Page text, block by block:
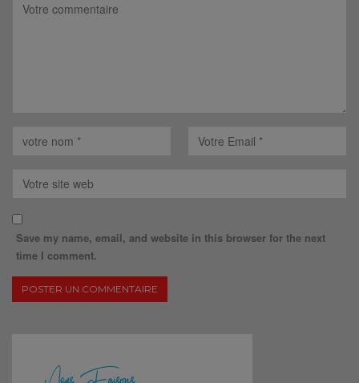
Save my name, email, and website in this browser for the next
time I comment.